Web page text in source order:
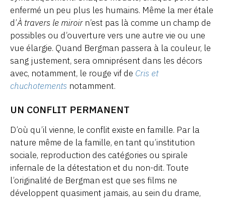
enfermé un peu plus les humains. Même la mer étale
d’À travers le miroirn’est pas là comme un champ de
possibles ou d’ouverture vers une autre vie ou une
vue élargie. Quand Bergman passera à la couleur, le
sang justement, sera omniprésent dans les décors
avec, notamment, le rouge vif de Cris et
chuchotements notamment.
UN CONFLIT PERMANENT
D’où qu’il vienne, le conflit existe en famille. Par la
nature même de la famille, en tant qu’institution
sociale, reproduction des catégories ou spirale
infernale de la détestation et du non-dit. Toute
l’originalité de Bergman est que ses films ne
développent quasiment jamais, au sein du drame,